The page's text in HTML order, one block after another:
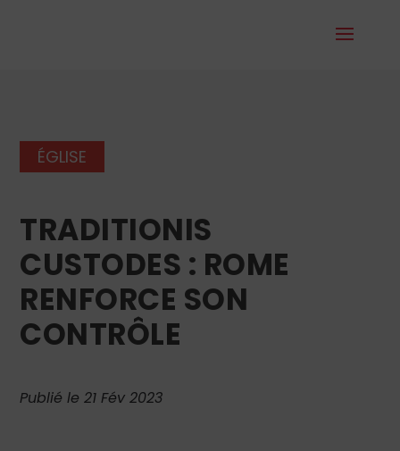
ÉGLISE
TRADITIONIS
CUSTODES : ROME
RENFORCE SON
CONTRÔLE
Publié le 21 Fév 2023